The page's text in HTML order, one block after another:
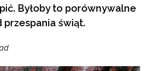
Byłoby to porównywalne
przespania świąt.